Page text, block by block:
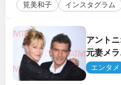
筧美和子 インスタグラム
アント
元妻メ
人」
エンタメ